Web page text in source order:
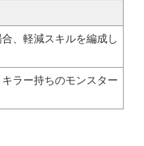
、軽減スキルを編成し
ラー持ちのモンスター